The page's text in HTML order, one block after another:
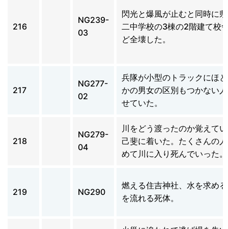
216
NG239-
03
閃光と爆風が止むと同時に
二中学校の3棟の2階建て校
ど全壊した。
217
NG277-
02
兵隊が小型のトラックにほ
かの男女の区別もつかない
せていた。
218
NG279-
04
川をどう渡ったのか覚えて
己斐に着いた。たくさんの
めて川に入り死んでいった。
219 NG290
燃える住吉神社、水を求め
を流れる死体。